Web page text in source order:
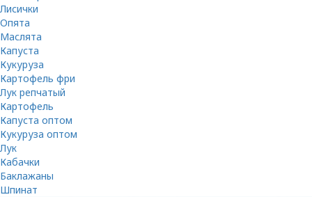
Лисички
Опята
Маслята
Капуста
Кукуруза
Картофель фри
Лук репчатый
Картофель
Капуста оптом
Кукуруза оптом
Лук
Кабачки
Баклажаны
Шпинат